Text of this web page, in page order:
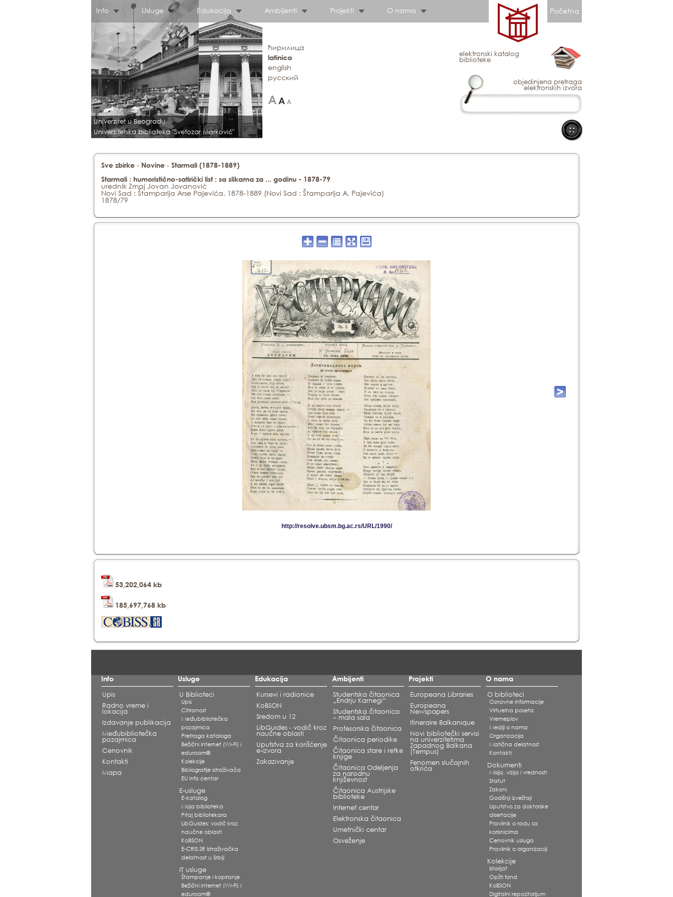
Info Usluge Edukacija Ambijenti Projekti O nama Početna
Univerzitet u Beogradu
Univerzitetska biblioteka "Svetozar Marković"
ћирилица
latinica
english
русский
elektronski katalog
biblioteke
objedinjena pretraga
elektronskih izvora
Sve zbirke - Novine - Starmali (1878-1889)
Starmali : humoristično-satirički list : sa slikama za ... godinu - 1878-79
urednik Zmaj Jovan Jovanović
Novi Sad : Štamparija Arse Pajevića, 1878-1889 (Novi Sad : Štamparija A. Pajevića)
1878/79
53,202,064 kb
185,697,768 kb
Info
Upis
Radno vreme i
lokacija
Izdavanje publikacija
Međubibliotečka
pozajmica
Cenovnik
Kontakti
Mapa
Usluge
U Biblioteci
Upis
Citiranost
Međubibliotečka
pozajmica
Pretraga kataloga
Bežični internet (Wi-Fi) i
eduroam®
Kolekcije
Bibliografije istraživača
EU info centar
E-usluge
E-katalog
Moja biblioteka
Pitaj bibliotekara
LibGuides: vodič kroz
naučne oblasti
KoBSON
E-CRIS.SR Istraživačka
delatnost u Srbiji
IT usluge
Štampanje i kopiranje
Bežični internet (Wi-Fi) i
eduroam®
Edukacija
Kursevi i radionice
KoBSON
Sredom u 12
LibGuides - vodič kroz
naučne oblasti
Uputstva za korišćenje
e-izvora
Zakazivanje
Ambijenti
Studentska čitaonica
„Endrju Karnegi“
Studentska čitaonica
– mala sala
Profesorska čitaonica
Čitaonica periodike
Čitaonica stare i retke
knjige
Čitaonica Odeljenja
za narodnu
književnost
Čitaonica Austrijske
biblioteke
Internet centar
Elektronska čitaonica
Umetnički centar
Osveženje
Projekti
Europeana Libraries
Europeana
Newspapers
Itineraire Balkanique
Novi bibliotečki servisi
na univerzitetima
Zapadnog Balkana
(Tempus)
Fenomen slučajnih
otkrića
O nama
O biblioteci
Osnovne informacije
Virtuelna poseta
Vremeplov
Mediji o nama
Organizacija
Matična delatnost
Kontakti
Dokumenti
Misija, vizija i vrednosti
Statut
Zakoni
Godišnji izveštaji
Uputstvo za doktorske
disertacije
Pravilnik o radu sa
korisnicima
Cenovnik usluga
Pravilnik o organizaciji
Kolekcije
Istorijat
Opšti fond
KoBSON
Digitalni repozitorijum